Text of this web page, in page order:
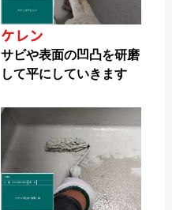
ケレン
サビや表面の凹凸を研磨
して平にしていきます